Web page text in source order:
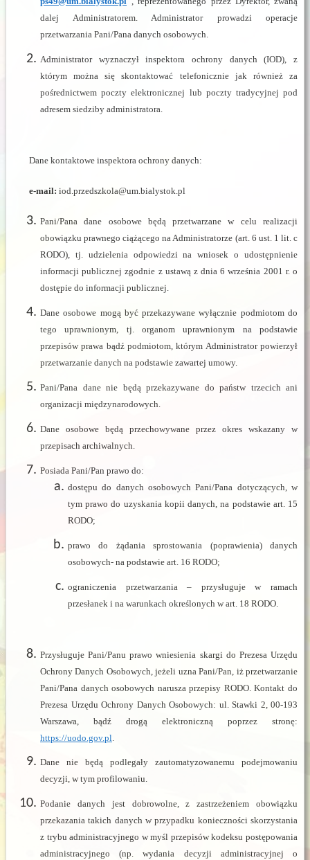
dalej Administratorem. Administrator prowadzi operacje
przetwarzania Pani/Pana danych osobowych.
Administrator wyznaczył inspektora ochrony danych (IOD), z
którym można się skontaktować telefonicznie jak również za
pośrednictwem poczty elektronicznej lub poczty tradycyjnej pod
adresem siedziby administratora.
Dane kontaktowe inspektora ochrony danych:
e-mail: iod.przedszkola@um.bialystok.pl
Pani/Pana dane osobowe będą przetwarzane w celu realizacji
obowiązku prawnego ciążącego na Administratorze (art. 6 ust. 1 lit. c
RODO), tj. udzielenia odpowiedzi na wniosek o udostępnienie
informacji publicznej zgodnie z ustawą z dnia 6 września 2001 r. o
dostępie do informacji publicznej.
Dane osobowe mogą być przekazywane wyłącznie podmiotom do
tego uprawnionym, tj. organom uprawnionym na podstawie
przepisów prawa bądź podmiotom, którym Administrator powierzył
przetwarzanie danych na podstawie zawartej umowy.
Pani/Pana dane nie będą przekazywane do państw trzecich ani
organizacji międzynarodowych.
Dane osobowe będą przechowywane przez okres wskazany w
przepisach archiwalnych.
Posiada Pani/Pan prawo do:
dostępu do danych osobowych Pani/Pana dotyczących, w
tym prawo do uzyskania kopii danych, na podstawie art. 15
RODO;
prawo do żądania sprostowania (poprawienia) danych
osobowych- na podstawie art. 16 RODO;
ograniczenia przetwarzania – przysługuje w ramach
przesłanek i na warunkach określonych w art. 18 RODO.
Przysługuje Pani/Panu prawo wniesienia skargi do Prezesa Urzędu
Ochrony Danych Osobowych, jeżeli uzna Pani/Pan, iż przetwarzanie
Pani/Pana danych osobowych narusza przepisy RODO. Kontakt do
Prezesa Urzędu Ochrony Danych Osobowych: ul. Stawki 2, 00-193
Warszawa, bądź drogą elektroniczną poprzez stronę:
https://uodo.gov.pl
Dane nie będą podlegały zautomatyzowanemu podejmowaniu
decyzji, w tym profilowaniu.
Podanie danych jest dobrowolne, z zastrzeżeniem obowiązku
przekazania takich danych w przypadku konieczności skorzystania
z trybu administracyjnego w myśl przepisów kodeksu postępowania
administracyjnego (np. wydania decyzji administracyjnej o